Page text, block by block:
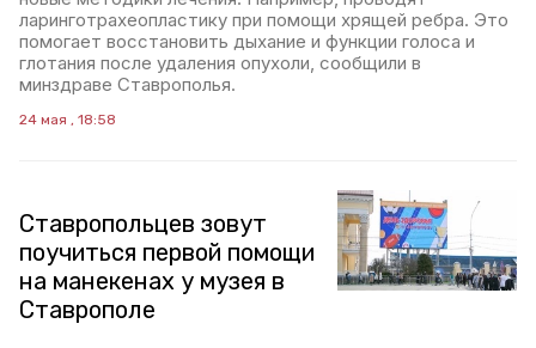
ларинготрахеопластику при помощи хрящей ребра. Это
помогает восстановить дыхание и функции голоса и
глотания после удаления опухоли, сообщили в
минздраве Ставрополья.
24 мая , 18:58
Ставропольцев зовут
поучиться первой помощи
на манекенах у музея в
Ставрополе